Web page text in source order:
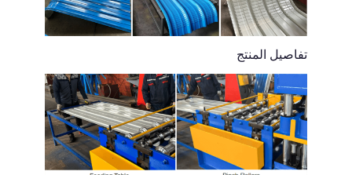
تفاصيل المنتج